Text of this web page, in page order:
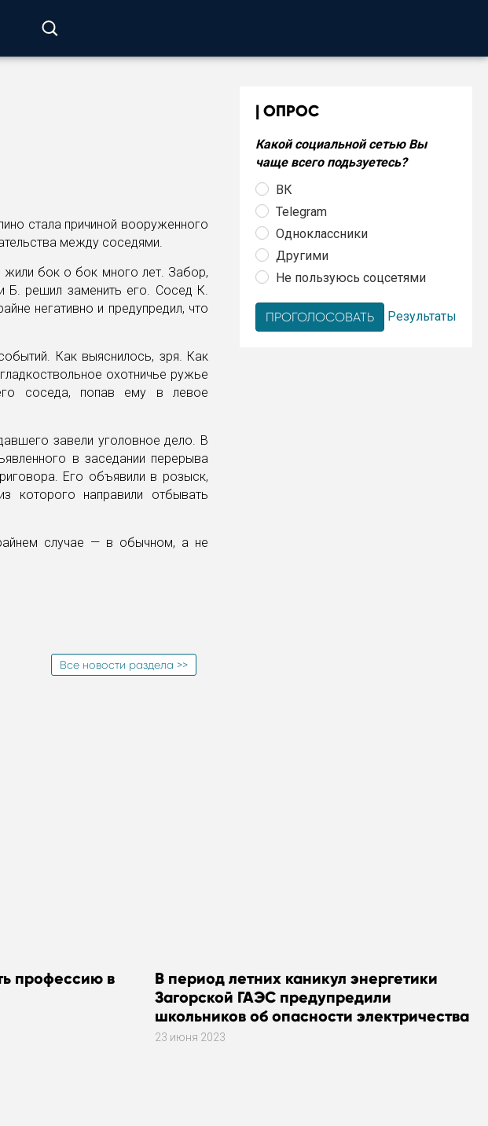
стала причиной вооруженного
между соседями.
бок о бок много лет. Забор,
Б. решил заменить его. Сосед К.
негативно и предупредил, что
Как выяснилось, зря. Как
охотничье ружье
соседа, попав ему в левое
завели уголовное дело. В
в заседании перерыва
Его объявили в розыск,
которого направили отбывать
случае — в обычном, а не
Все новости раздела >>
ОПРОС
Какой социальной сетью Вы
чаще всего подьзуетесь?
ВК
Telegram
Одноклассники
Другими
Не пользуюсь соцсетями
Результаты
профессию в
В период летних каникул энергетики
Загорской ГАЭС предупредили
школьников об опасности электричества
23 июня 2023